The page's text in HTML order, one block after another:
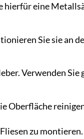
hierfür eine
Sie sie an
Verwenden Sie
Oberfläche
zu montieren.